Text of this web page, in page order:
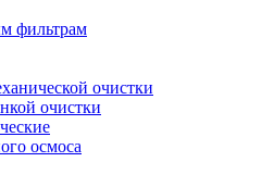
фильтрам
очистки
очистки
осмоса